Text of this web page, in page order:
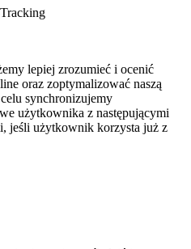
lepiej zrozumieć i ocenić
oraz zoptymalizować naszą
synchronizujemy
użytkownika z następującymi
jeśli użytkownik korzysta już z